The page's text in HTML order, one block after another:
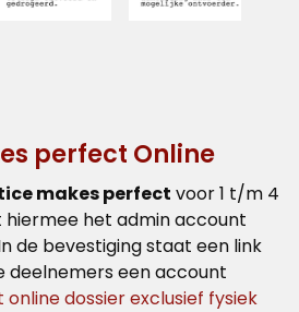
perfect Online
makes perfect voor 1 t/m 4
hiermee het admin account
de bevestiging staat een link
deelnemers een account
online dossier exclusief fysiek